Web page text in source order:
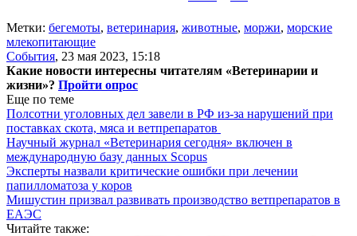
Метки: бегемоты, ветеринария, животные, моржи, морские
млекопитающие
События, 23 мая 2023, 15:18
Какие новости интересны читателям «Ветеринарии и
жизни»? Пройти опрос
Еще по теме
Полсотни уголовных дел завели в РФ из-за нарушений при
поставках скота, мяса и ветпрепаратов
Научный журнал «Ветеринария сегодня» включен в
международную базу данных Scopus
Эксперты назвали критические ошибки при лечении
папилломатоза у коров
Мишустин призвал развивать производство ветпрепаратов в
ЕАЭС
Читайте также: